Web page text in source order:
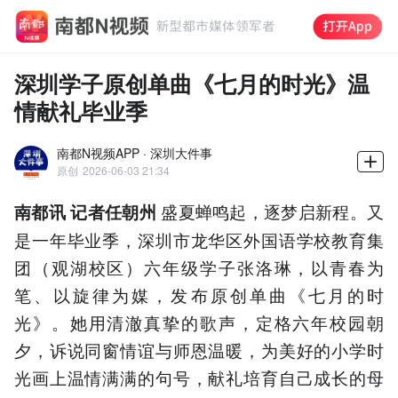
深圳学子原创单曲《七月的时光》温
情献礼毕业季
南都N视频APP · 深圳大件事
原创 2026-06-03 21:34
南都讯 记者任朝州 盛夏蝉鸣起，逐梦启新程。又
是一年毕业季，深圳市龙华区外国语学校教育集
团（观湖校区）六年级学子张洛琳，以青春为
笔、以旋律为媒，发布原创单曲《七月的时
光》。她用清澈真挚的歌声，定格六年校园朝
夕，诉说同窗情谊与师恩温暖，为美好的小学时
光画上温情满满的句号，献礼培育自己成长的母